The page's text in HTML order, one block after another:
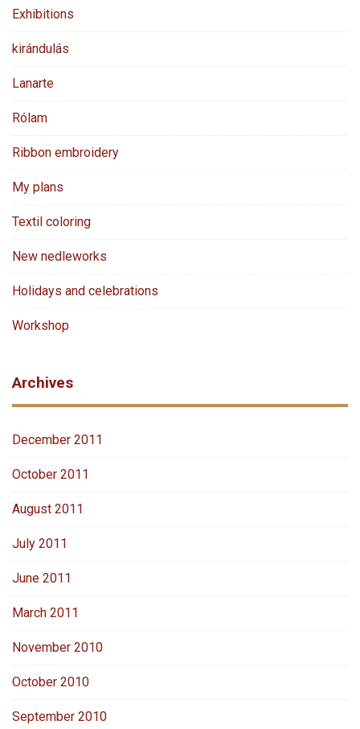
Exhibitions
kirándulás
Lanarte
Rólam
Ribbon embroidery
My plans
Textil coloring
New nedleworks
Holidays and celebrations
Workshop
Archives
December 2011
October 2011
August 2011
July 2011
June 2011
March 2011
November 2010
October 2010
September 2010